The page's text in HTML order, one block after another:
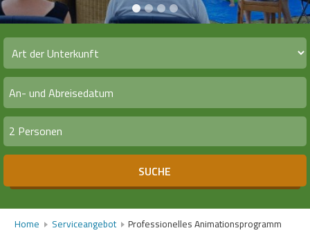
2 Personen
SUCHE
Home Serviceangebot Professionelles Animationsprogramm